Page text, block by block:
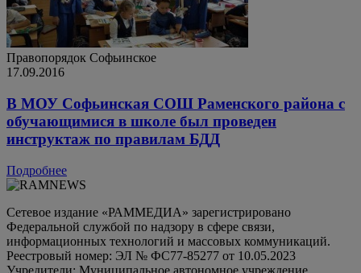
Правопорядок Софьинское
17.09.2016
В МОУ Софьинская СОШ Раменского района с
обучающимися в школе был проведен
инструктаж по правилам БДД
Подробнее
Сетевое издание «РАММЕДИА» зарегистрировано
Федеральной службой по надзору в сфере связи,
информационных технологий и массовых коммуникаций.
Реестровый номер: ЭЛ № ФС77-85277 от 10.05.2023
Учредители: Муниципальное автономное учреждение